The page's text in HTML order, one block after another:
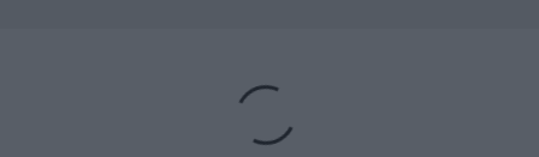
Tu dirección de correo electrónico no será publicada.